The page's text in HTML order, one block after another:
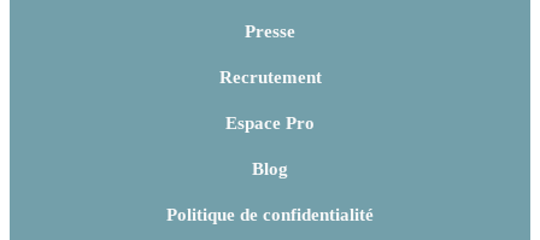
Presse
Recrutement
Espace Pro
Blog
Politique de confidentialité